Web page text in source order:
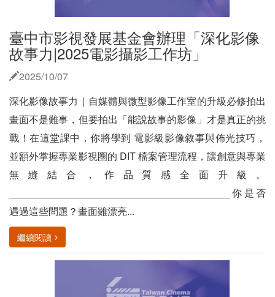
臺中市影視發展基金會辦理「深化影像
故事力|2025電影攝影工作坊」
2025/10/07
深化影像故事力｜自媒體與微型影像工作室的升級必修拍出
畫面不是難事，但要拍出「能說故事的影像」才是真正的挑
戰！在這堂課中，你將學到 電影級影像敘事與佈光技巧，
並額外掌握專業影視圈的 DIT 檔案管理流程，讓創意與專業
無縫結合，作品質感全面升級。
________________________________________你是否
遇過這些問題？畫面雖漂亮...
繼續閱讀